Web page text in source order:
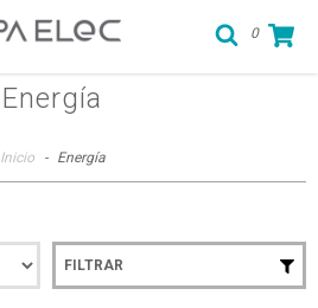
0
Energía
Inicio - Energía
FILTRAR